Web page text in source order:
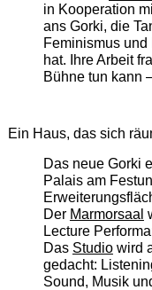
in Kooperation
ans Gorki, die
Feminismus
hat. Ihre Arbeit
Bühne tun kann
Ein Haus, das sich
Das neue Gorki
Palais am
Der Marmorsaal
Lecture
Das Studiowird
gedacht:
Sound, Musik